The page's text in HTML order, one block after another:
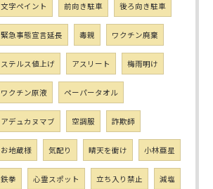
文字ペイント 前向き駐車 後ろ向き駐車
緊急事態宣言延長 毒親 ワクチン廃棄
ステルス値上げ アスリート 梅雨明け
ワクチン原液 ペーパータオル
アデュカヌマブ 空調服 詐欺師
お地蔵様 気配り 晴天を衝け 小林亜星
鉄拳 心霊スポット 立ち入り禁止 減塩